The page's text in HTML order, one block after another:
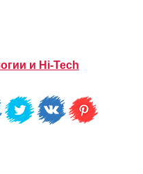
и Hi-Tech